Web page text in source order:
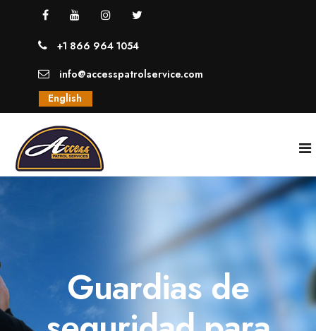
+1 866 964 1054
info@accesspatrolservice.com
English
GUARDIAS UNIFORMADOS
Guardias de